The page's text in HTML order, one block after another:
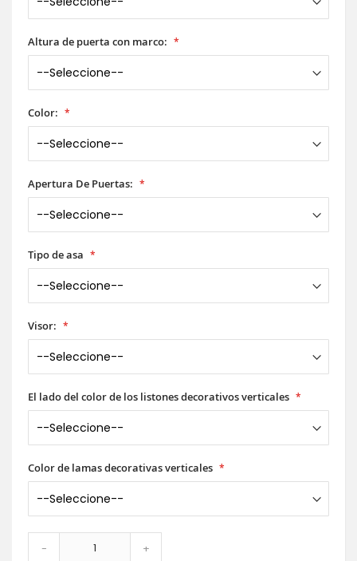
Altura de puerta con marco:
Color:
Apertura De Puertas:
Tipo de asa
Visor:
El lado del color de los listones decorativos verticales
Color de lamas decorativas verticales
- +